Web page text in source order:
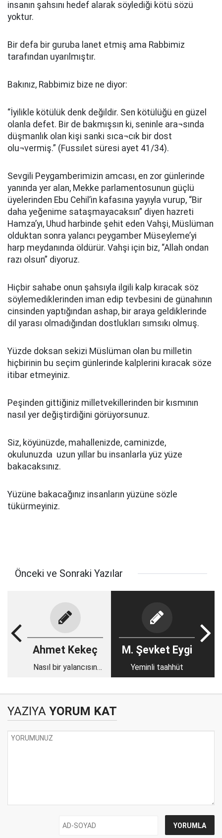
insanın şahsını hedef alarak söylediği kötü sözü
yoktur.
Bir defa bir guruba lanet etmiş ama Rabbimiz
tarafından uyarılmıştır.
Bakınız, Rabbimiz bize ne diyor:
“İyilikle kötülük denk değildir. Sen kötülüğü en güzel
olanla defet. Bir de bakmışsın ki, seninle ara¬sında
düşmanlık olan kişi sanki sıca¬cık bir dost
olu¬vermiş.” (Fussılet süresi ayet 41/34).
Sevgili Peygamberimizin amcası, en zor günlerinde
yanında yer alan, Mekke parlamentosunun güçlü
üyelerinden Ebu Cehil’in kafasına yayıyla vurup, “Bir
daha yeğenime sataşmayacaksın” diyen hazreti
Hamza’yı, Uhud harbinde şehit eden Vahşi, Müslüman
olduktan sonra yalancı peygamber Müseyleme’yi
harp meydanında öldürür. Vahşi için biz, “Allah ondan
razı olsun” diyoruz.
Hiçbir sahabe onun şahsıyla ilgili kalp kıracak söz
söylemediklerinden iman edip tevbesini de günahının
cinsinden yaptığından ashap, bir araya geldiklerinde
dil yarası olmadığından dostlukları sımsıkı olmuş.
Yüzde doksan sekizi Müslüman olan bu milletin
hiçbirinin bu seçim günlerinde kalplerini kıracak söze
itibar etmeyiniz.
Peşinden gittiğiniz milletvekillerinden bir kısmının
nasıl yer değiştirdiğini görüyorsunuz.
Siz, köyünüzde, mahallenizde, caminizde,
okulunuzda uzun yıllar bu insanlarla yüz yüze
bakacaksınız.
Yüzüne bakacağınız insanların yüzüne sözle
tükürmeyiniz.
Önceki ve Sonraki Yazılar
Ahmet Kekeç
Nasıl bir yalancısın
M. Şevket Eygi
Yeminli taahhüt
YAZIYA YORUM KAT